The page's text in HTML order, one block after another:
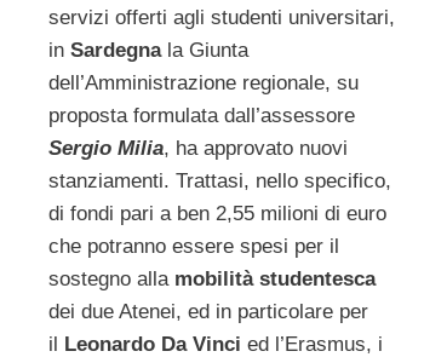
servizi offerti agli studenti universitari,
in Sardegnala Giunta
dell’Amministrazione regionale, su
proposta formulata dall’assessore
Sergio Milia, ha approvato nuovi
stanziamenti. Trattasi, nello specifico,
di fondi pari a ben 2,55 milioni di euro
che potranno essere spesi per il
sostegno alla mobilità studentesca
dei due Atenei, ed in particolare per
il Leonardo Da Vinci ed l’Erasmus, i